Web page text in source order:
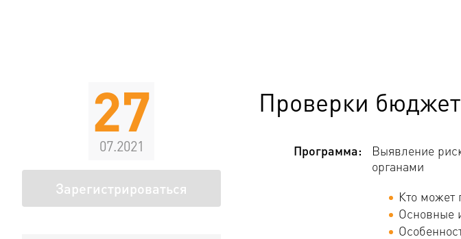
27
07.2021
Зарегистрироваться
Проверки
Программа:
Выявление
органами
Кто может
Основные